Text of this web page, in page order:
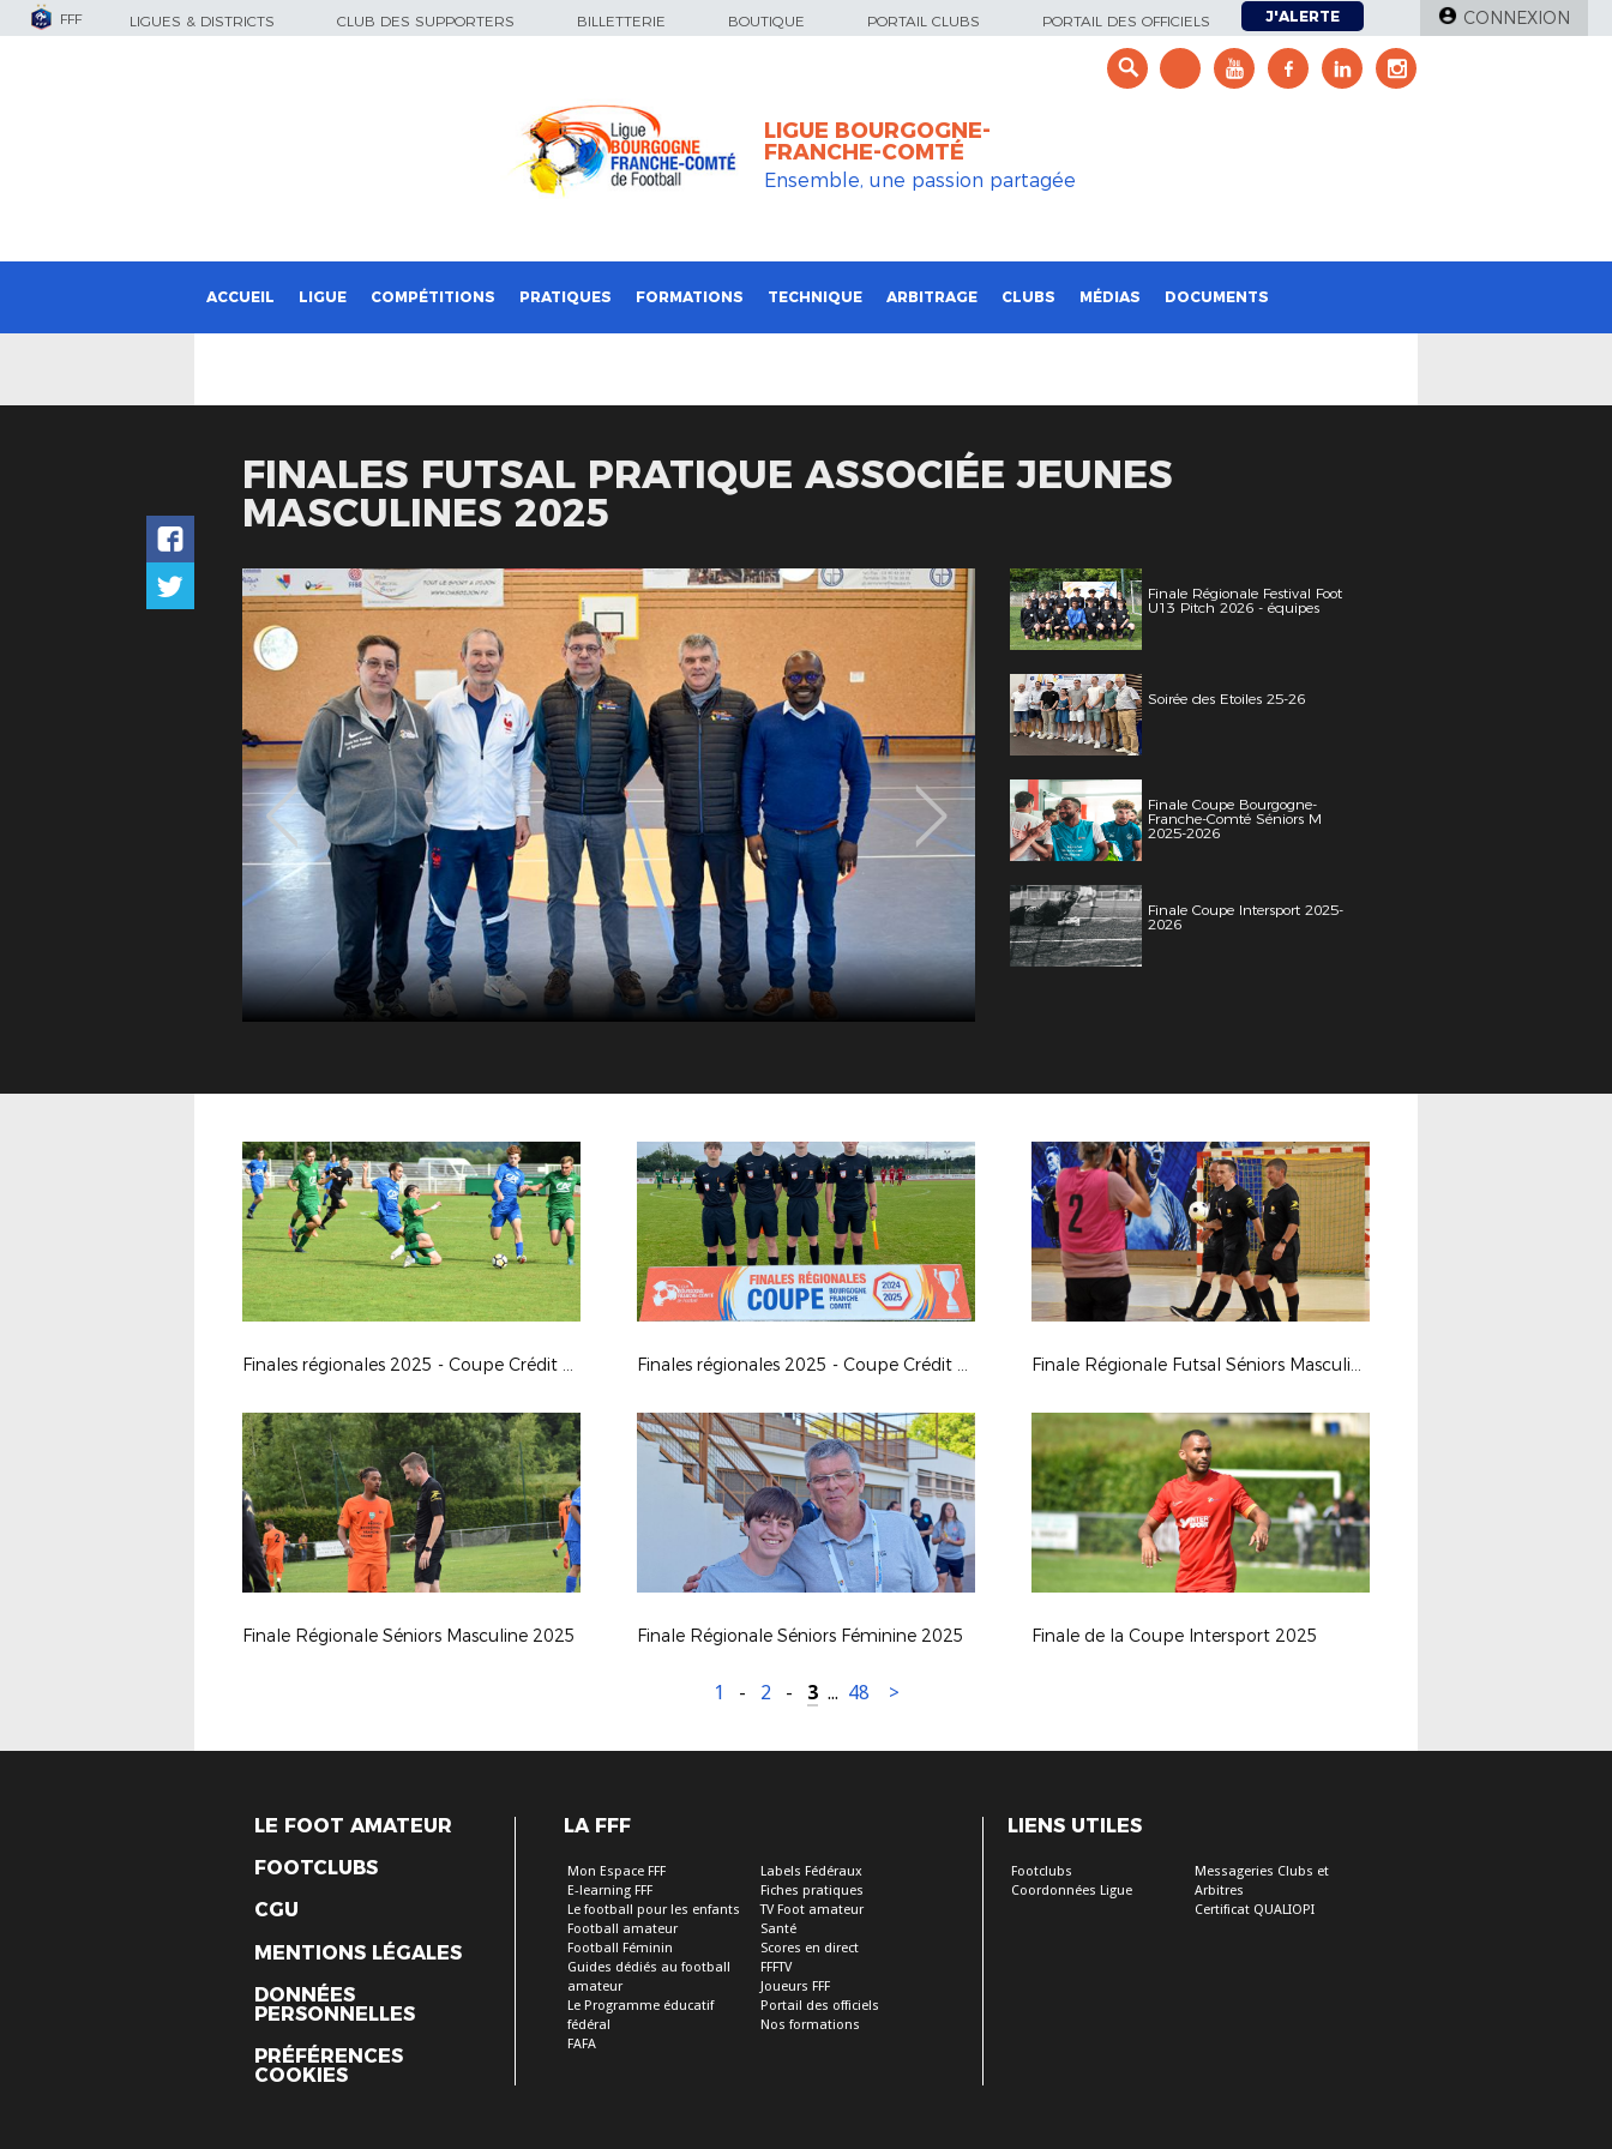
FFF LIGUES & DISTRICTS CLUB DES SUPPORTERS BILLETTERIE BOUTIQUE PORTAIL CLUBS PORTAIL DES OFFICIELS J'ALERTE CONNEXION
LIGUE BOURGOGNE-
FRANCHE-COMTÉ
Ensemble, une passion partagée
ACCUEIL LIGUE COMPÉTITIONS PRATIQUES FORMATIONS TECHNIQUE ARBITRAGE CLUBS MÉDIAS DOCUMENTS
FINALES FUTSAL PRATIQUE ASSOCIÉE JEUNES
MASCULINES 2025
Finale Régionale Festival Foot
U13 Pitch 2026 - équipes
Soirée des Etoiles 25-26
Finale Coupe Bourgogne-
Franche-Comté Séniors M
2025-2026
Finale Coupe Intersport 2025-
2026
Finales régionales 2025 - Coupe Crédit Agricole U18G Finales régionales 2025 - Coupe Crédit Agricole U16G Finale Régionale Futsal Séniors Masculine 2025
Finale Régionale Séniors Masculine 2025 Finale Régionale Séniors Féminine 2025 Finale de la Coupe Intersport 2025
1 - 2 - 3 ... 48 >
LE FOOT AMATEUR
FOOTCLUBS
CGU
MENTIONS LÉGALES
DONNÉES
PERSONNELLES
PRÉFÉRENCES
COOKIES
LA FFF
Mon Espace FFF
E-learning FFF
Le football pour les enfants
Football amateur
Football Féminin
Guides dédiés au football
amateur
Le Programme éducatif
fédéral
FAFA
Labels Fédéraux
Fiches pratiques
TV Foot amateur
Santé
Scores en direct
FFFTV
Joueurs FFF
Portail des officiels
Nos formations
LIENS UTILES
Footclubs
Coordonnées Ligue
Messageries Clubs et
Arbitres
Certificat QUALIOPI